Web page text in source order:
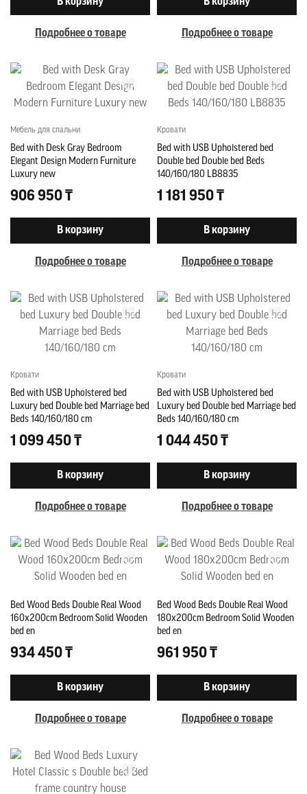
В корзину
Подробнее о товаре
В корзину
Подробнее о товаре
Мебель для спальни
Bed with Desk Gray Bedroom
Elegant Design Modern Furniture
Luxury new
906 950 ₸
В корзину
Подробнее о товаре
Кровати
Bed with USB Upholstered bed
Double bed Double bed Beds
140/160/180 LB8835
1 181 950 ₸
В корзину
Подробнее о товаре
Кровати
Bed with USB Upholstered bed
Luxury bed Double bed Marriage bed
Beds 140/160/180 cm
1 099 450 ₸
В корзину
Подробнее о товаре
Кровати
Bed with USB Upholstered bed
Luxury bed Double bed Marriage bed
Beds 140/160/180 cm
1 044 450 ₸
В корзину
Подробнее о товаре
Bed Wood Beds Double Real Wood
160x200cm Bedroom Solid Wooden
bed en
934 450 ₸
В корзину
Подробнее о товаре
Bed Wood Beds Double Real Wood
180x200cm Bedroom Solid Wooden
bed en
961 950 ₸
В корзину
Подробнее о товаре